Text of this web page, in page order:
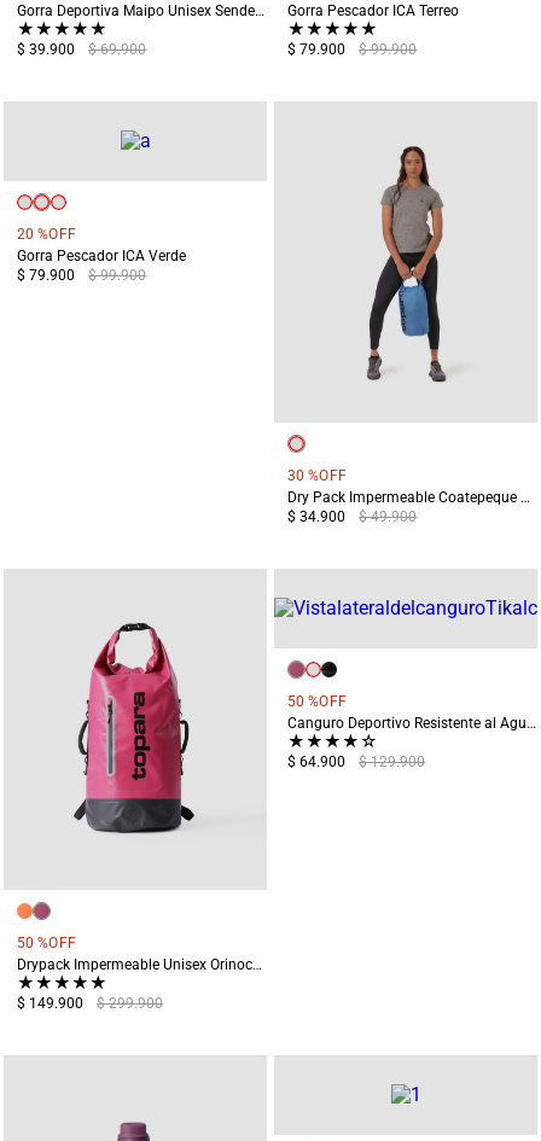
Gorra Deportiva Maipo Unisex Senderismo Verde
★★★★★
$ 39.900 $ 69.900
Gorra Pescador ICA Terreo
★★★★★
$ 79.900 $ 99.900
20 %OFF
Gorra Pescador ICA Verde
$ 79.900
$ 99.900
30 %OFF
Dry Pack Impermeable Coatepeque 12 Litros Azul
$ 34.900
$ 49.900
50 %OFF
Drypack Impermeable Unisex Orinoco Rosado
★★★★★
$ 149.900 $ 299.900
50 %OFF
Canguro Deportivo Resistente al Agua Tikal Rosado
★★★★☆
$ 64.900 $ 129.900